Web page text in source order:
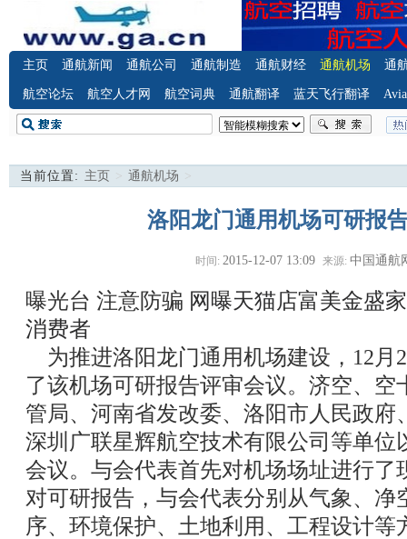
主页 通航新闻 通航公司 通航制造 通航财经 通航机场 通
航空论坛 航空人才网 航空词典 通航翻译 蓝天飞行翻译
当前位置: 主页 > 通航机场 >
洛阳龙门通用机场可研报
时间: 2015-12-07 13:09 来源: 中国通航
曝光台 注意防骗 网曝天猫店富美金盛
消费者
为推进洛阳龙门通用机场建设，12月
了该机场可研报告评审会议。济空、空
管局、河南省发改委、洛阳市人民政府
深圳广联星辉航空技术有限公司等单位
会议。与会代表首先对机场场址进行了
对可研报告，与会代表分别从气象、净
序、环境保护、土地利用、工程设计等